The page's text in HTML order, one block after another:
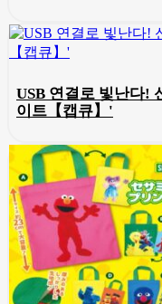
USB 연결로 빛난다!
이트【캡큐】'